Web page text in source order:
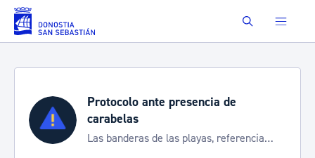
Saltar al contenido principal Buscar
Protocolo ante presencia de
carabelas
Las banderas de las playas, referencia